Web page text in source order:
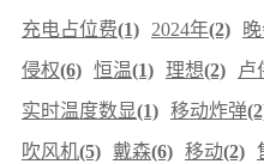
充电占位费(1) 2024年(2)
侵权(6) 恒温(1) 理想(2) 卢
实时温度数显(1) 移动炸弹
吹风机(5) 戴森(6) 移动(2)